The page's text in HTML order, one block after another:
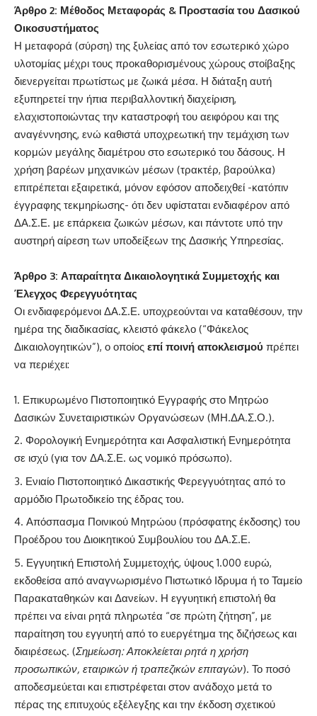
Άρθρο 2: Μέθοδος Μεταφοράς & Προστασία του Δασικού
Οικοσυστήματος
Η μεταφορά (σύρση) της ξυλείας από τον εσωτερικό χώρο
υλοτομίας μέχρι τους προκαθορισμένους χώρους στοίβαξης
διενεργείται πρωτίστως με ζωικά μέσα. Η διάταξη αυτή
εξυπηρετεί την ήπια περιβαλλοντική διαχείριση,
ελαχιστοποιώντας την καταστροφή του αειφόρου και της
αναγέννησης, ενώ καθιστά υποχρεωτική την τεμάχιση των
κορμών μεγάλης διαμέτρου στο εσωτερικό του δάσους. Η
χρήση βαρέων μηχανικών μέσων (τρακτέρ, βαρούλκα)
επιτρέπεται εξαιρετικά, μόνον εφόσον αποδειχθεί -κατόπιν
έγγραφης τεκμηρίωσης- ότι δεν υφίσταται ενδιαφέρον από
ΔΑ.Σ.Ε. με επάρκεια ζωικών μέσων, και πάντοτε υπό την
αυστηρή αίρεση των υποδείξεων της Δασικής Υπηρεσίας.
Άρθρο 3: Απαραίτητα Δικαιολογητικά Συμμετοχής και
Έλεγχος Φερεγγυότητας
Οι ενδιαφερόμενοι ΔΑ.Σ.Ε. υποχρεούνται να καταθέσουν, την
ημέρα της διαδικασίας, κλειστό φάκελο (“Φάκελος
Δικαιολογητικών”), ο οποίος επί ποινή αποκλεισμού πρέπει
να περιέχει:
Επικυρωμένο Πιστοποιητικό Εγγραφής στο Μητρώο
Δασικών Συνεταιριστικών Οργανώσεων (ΜΗ.ΔΑ.Σ.Ο.).
Φορολογική Ενημερότητα και Ασφαλιστική Ενημερότητα
σε ισχύ (για τον ΔΑ.Σ.Ε. ως νομικό πρόσωπο).
Ενιαίο Πιστοποιητικό Δικαστικής Φερεγγυότητας από το
αρμόδιο Πρωτοδικείο της έδρας του.
Απόσπασμα Ποινικού Μητρώου (πρόσφατης έκδοσης) του
Προέδρου του Διοικητικού Συμβουλίου του ΔΑ.Σ.Ε.
Εγγυητική Επιστολή Συμμετοχής, ύψους 1.000 ευρώ,
εκδοθείσα από αναγνωρισμένο Πιστωτικό Ιδρυμα ή το Ταμείο
Παρακαταθηκών και Δανείων. Η εγγυητική επιστολή θα
πρέπει να είναι ρητά πληρωτέα “σε πρώτη ζήτηση”, με
παραίτηση του εγγυητή από το ευεργέτημα της διζήσεως και
διαιρέσεως. (Σημείωση: Αποκλείεται ρητά η χρήση
προσωπικών, εταιρικών ή τραπεζικών επιταγών). Το ποσό
αποδεσμεύεται και επιστρέφεται στον ανάδοχο μετά το
πέρας της επιτυχούς εξέλεγξης και την έκδοση σχετικού